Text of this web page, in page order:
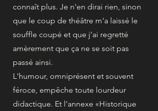
connaît plus. Je n'en dirai rien, sinon
que le coup de théâtre m'a laissé le
souffle coupé et que j'ai regretté
amèrement que ça ne se soit pas
passé ainsi.
L'humour, omniprésent et souvent
féroce, empêche toute lourdeur
didactique. Et l'annexe «Historique